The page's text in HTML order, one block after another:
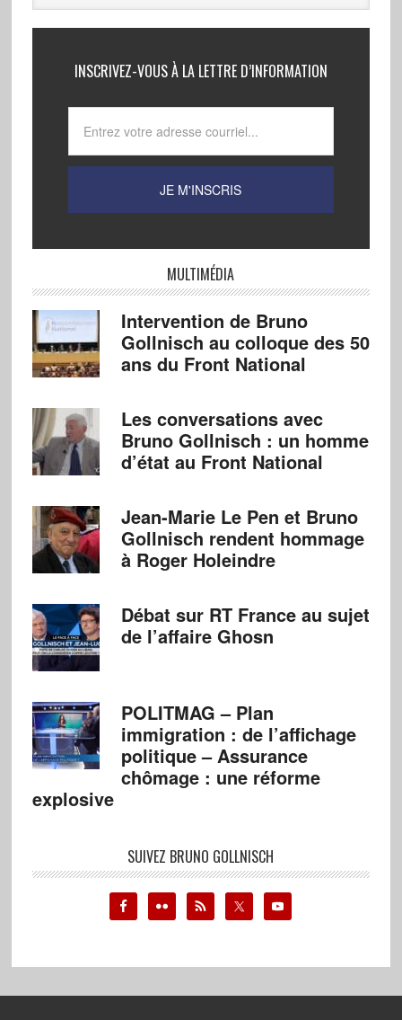
INSCRIVEZ-VOUS À LA LETTRE D’INFORMATION
MULTIMÉDIA
Intervention de Bruno
Gollnisch au colloque des 50
ans du Front National
Les conversations avec
Bruno Gollnisch : un homme
d’état au Front National
Jean-Marie Le Pen et Bruno
Gollnisch rendent hommage
à Roger Holeindre
Débat sur RT France au sujet
de l’affaire Ghosn
POLITMAG – Plan
immigration : de l’affichage
politique – Assurance
chômage : une réforme
explosive
SUIVEZ BRUNO GOLLNISCH